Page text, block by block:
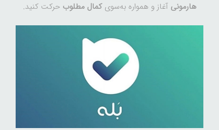
هارمونی آغاز و همواره به‌سوی کمال مطلوب حرکت کنید.